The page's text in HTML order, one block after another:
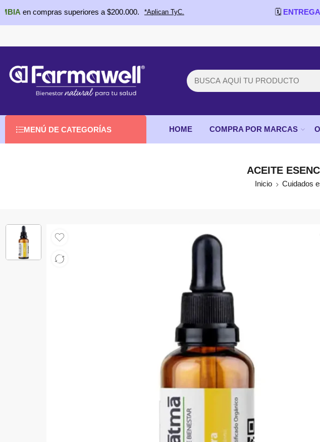
compras superiores a $200.000. *Aplican TyC. ENTREGAS EL
MENÚ DE CATEGORÍAS HOME COMPRA POR MARCAS
ACEITE
Inicio Cuidados